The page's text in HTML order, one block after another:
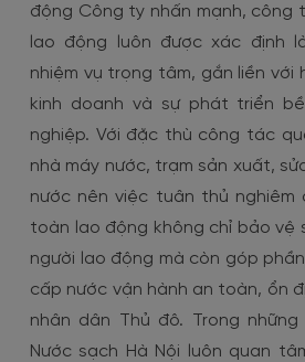
động Công ty nhấn mạnh, công
lao động luôn được xác định
nhiệm vụ trọng tâm, gắn liền
kinh doanh và sự phát triển
nghiệp. Với đặc thù công tác
nhà máy nước, trạm sản xuất,
nước nên việc tuân thủ nghiêm
toàn lao động không chỉ bảo vệ
người lao động mà còn góp
cấp nước vận hành an toàn, ổn
nhân dân Thủ đô. Trong
Nước sạch Hà Nội luôn quan